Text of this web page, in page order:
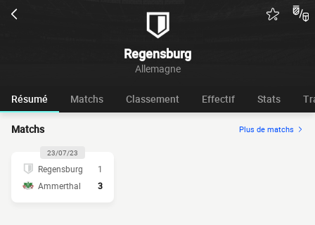
Regensburg
Allemagne
Résumé Matchs Classement Effectif Stats
Matchs Plus de matchs
23/07/23
Regensburg
1
Ammerthal
3